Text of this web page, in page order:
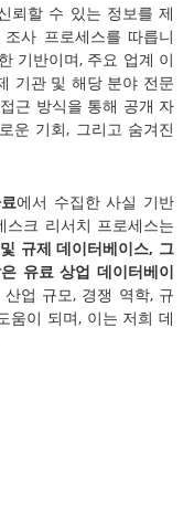
뢰할 수 있는 정보를 제
사 프로세스를 따릅니
기반이며, 주요 업계 이
기관 및 해당 분야 전문
근 방식을 통해 공개 자
운 기회, 그리고 숨겨진
에서 수집한 사실 기반
크 리서치 프로세스는
규제 데이터베이스, 그
유료 상업 데이터베이
업 규모, 경쟁 역학, 규
움이 되며, 이는 저희 데